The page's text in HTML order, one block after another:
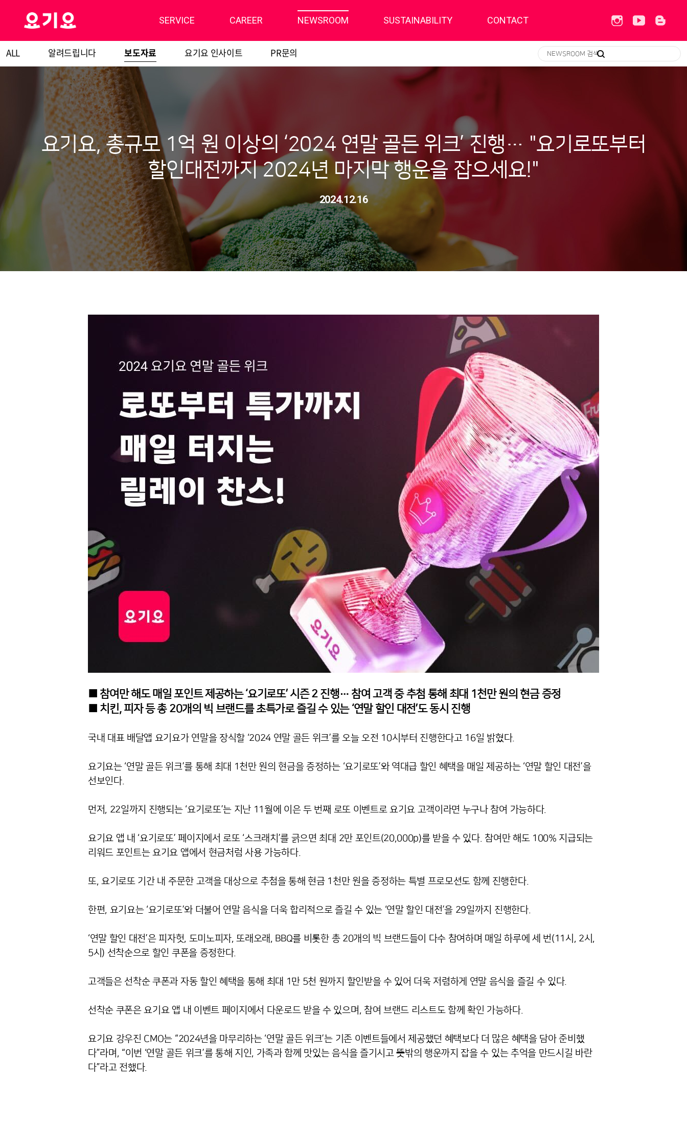
SERVICE CAREER NEWSROOM SUSTAINABILITY CONTACT
ALL 알려드립니다 보도자료 요기요 인사이트 PR문의
요기요, 총규모 1억 원 이상의 ‘2024 연말 골든 위크’ 진행… "요기로또부터
할인대전까지 2024년 마지막 행운을 잡으세요!"
2024.12.16
■ 참여만 해도 매일 포인트 제공하는 ‘요기로또’ 시즌 2 진행… 참여 고객 중 추첨 통해 최대 1천만 원의 현금 증정
■ 치킨, 피자 등 총 20개의 빅 브랜드를 초특가로 즐길 수 있는 ‘연말 할인 대전’도 동시 진행
국내 대표 배달앱 요기요가 연말을 장식할 ‘2024 연말 골든 위크’를 오늘 오전 10시부터 진행한다고 16일 밝혔다.
요기요는 ‘연말 골든 위크’를 통해 최대 1천만 원의 현금을 증정하는 ‘요기로또’와 역대급 할인 혜택을 매일 제공하는 ‘연말 할인 대전’을
선보인다.
먼저, 22일까지 진행되는 ‘요기로또’는 지난 11월에 이은 두 번째 로또 이벤트로 요기요 고객이라면 누구나 참여 가능하다.
요기요 앱 내 ‘요기로또’ 페이지에서 로또 ‘스크래치’를 긁으면 최대 2만 포인트(20,000p)를 받을 수 있다. 참여만 해도 100% 지급되는
리워드 포인트는 요기요 앱에서 현금처럼 사용 가능하다.
또, 요기로또 기간 내 주문한 고객을 대상으로 추첨을 통해 현금 1천만 원을 증정하는 특별 프로모션도 함께 진행한다.
한편, 요기요는 ‘요기로또’와 더불어 연말 음식을 더욱 합리적으로 즐길 수 있는 ‘연말 할인 대전’을 29일까지 진행한다.
‘연말 할인 대전’은 피자헛, 도미노피자, 또래오래, BBQ를 비롯한 총 20개의 빅 브랜드들이 다수 참여하며 매일 하루에 세 번(11시, 2시,
5시) 선착순으로 할인 쿠폰을 증정한다.
고객들은 선착순 쿠폰과 자동 할인 혜택을 통해 최대 1만 5천 원까지 할인받을 수 있어 더욱 저렴하게 연말 음식을 즐길 수 있다.
선착순 쿠폰은 요기요 앱 내 이벤트 페이지에서 다운로드 받을 수 있으며, 참여 브랜드 리스트도 함께 확인 가능하다.
요기요 강우진 CMO는 “2024년을 마무리하는 ‘연말 골든 위크’는 기존 이벤트들에서 제공했던 혜택보다 더 많은 혜택을 담아 준비했
다”라며, “이번 ‘연말 골든 위크’를 통해 지인, 가족과 함께 맛있는 음식을 즐기시고 뜻밖의 행운까지 잡을 수 있는 추억을 만드시길 바란
다”라고 전했다.